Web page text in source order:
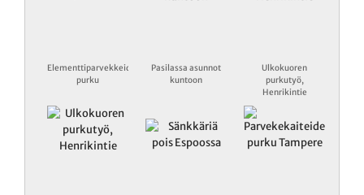
Elementtiparvekkeiden
purku
Pasilassa asunnot
kuntoon
Ulkokuoren
purkutyö,
Henrikintie